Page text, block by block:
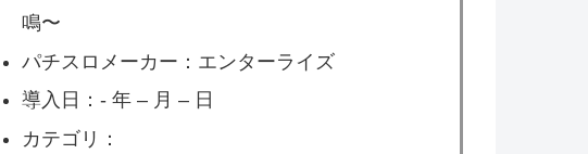
鳴〜
パチスロメーカー：エンターライズ
導入日：- 年 – 月 – 日
カテゴリ：